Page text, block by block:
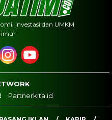
Investasi dan UMKM
Partnerkita.id